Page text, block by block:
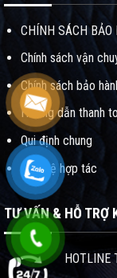
CHÍNH SÁCH
Chính sách vận
Chính sách bảo
Hướng dẫn thanh
Qui định chung
Liên hệ hợp tác
TƯ VẤN & HỖ TRỢ
HOTLINE